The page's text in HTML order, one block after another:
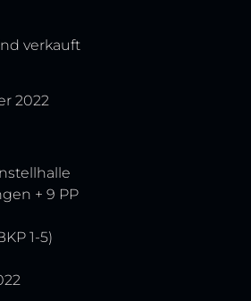
verkauft
2022
+ 9 PP
1-5)